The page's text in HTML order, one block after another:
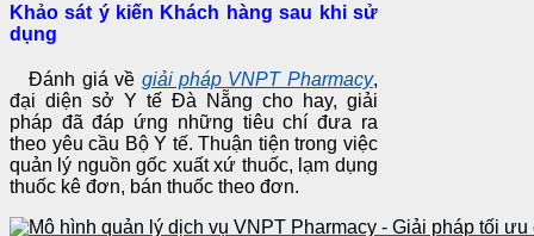
Khảo sát ý kiến Khách hàng sau khi sử
dụng
Đánh giá về giải pháp VNPT Pharmacy,
đại diện sở Y tế Đà Nẵng cho hay, giải
pháp đã đáp ứng những tiêu chí đưa ra
theo yêu cầu Bộ Y tế. Thuận tiện trong việc
quản lý nguồn gốc xuất xứ thuốc, lạm dụng
thuốc kê đơn, bán thuốc theo đơn.